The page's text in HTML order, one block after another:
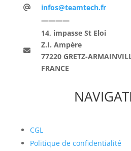
infos@teamtech.fr
————
14, impasse St Eloi
Z.I. Ampère
77220 GRETZ-
FRANCE
CGL
Politique de confidentialité